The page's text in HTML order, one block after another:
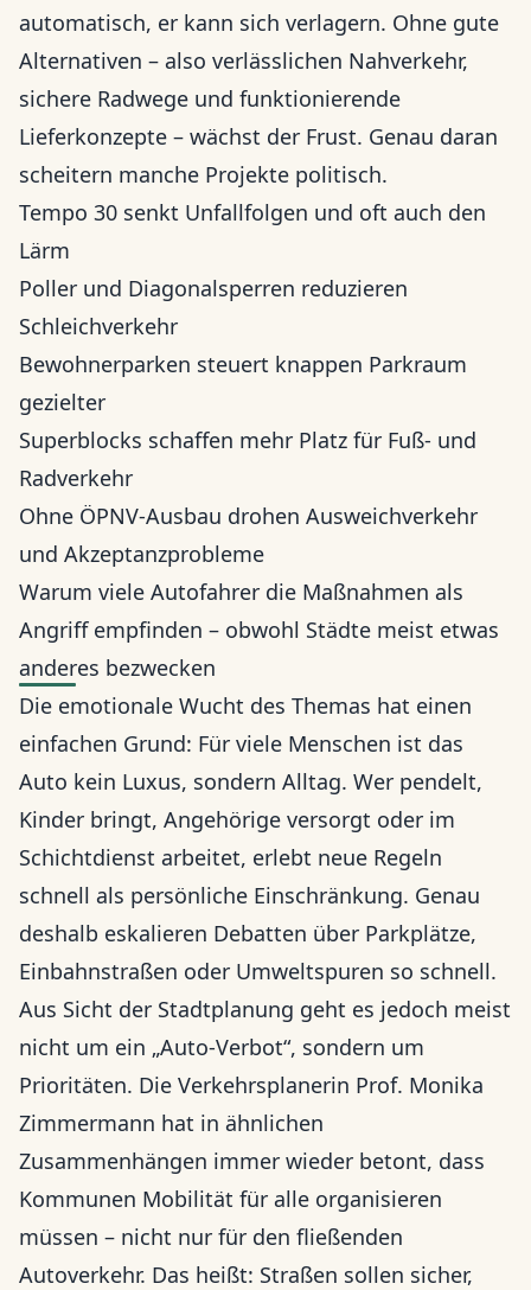
automatisch, er kann sich verlagern. Ohne gute
Alternativen – also verlässlichen Nahverkehr,
sichere Radwege und funktionierende
Lieferkonzepte – wächst der Frust. Genau daran
scheitern manche Projekte politisch.
Tempo 30 senkt Unfallfolgen und oft auch den
Lärm
Poller und Diagonalsperren reduzieren
Schleichverkehr
Bewohnerparken steuert knappen Parkraum
gezielter
Superblocks schaffen mehr Platz für Fuß- und
Radverkehr
Ohne ÖPNV-Ausbau drohen Ausweichverkehr
und Akzeptanzprobleme
Warum viele Autofahrer die Maßnahmen als
Angriff empfinden – obwohl Städte meist etwas
anderes bezwecken
Die emotionale Wucht des Themas hat einen
einfachen Grund: Für viele Menschen ist das
Auto kein Luxus, sondern Alltag. Wer pendelt,
Kinder bringt, Angehörige versorgt oder im
Schichtdienst arbeitet, erlebt neue Regeln
schnell als persönliche Einschränkung. Genau
deshalb eskalieren Debatten über Parkplätze,
Einbahnstraßen oder Umweltspuren so schnell.
Aus Sicht der Stadtplanung geht es jedoch meist
nicht um ein „Auto-Verbot“, sondern um
Prioritäten. Die Verkehrsplanerin Prof. Monika
Zimmermann hat in ähnlichen
Zusammenhängen immer wieder betont, dass
Kommunen Mobilität für alle organisieren
müssen – nicht nur für den fließenden
Autoverkehr. Das heißt: Straßen sollen sicher,